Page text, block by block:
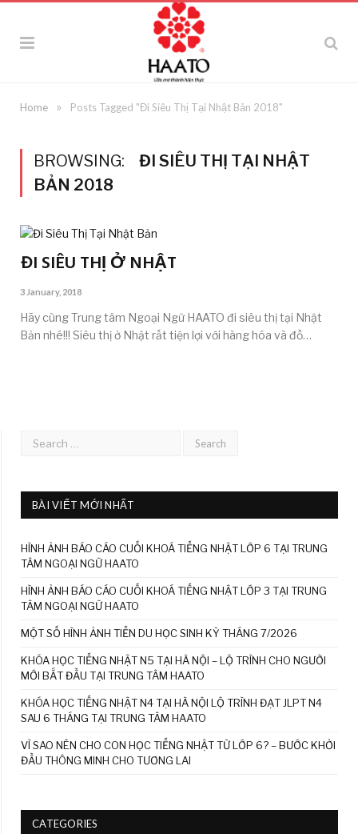
Home » Posts Tagged "Đi Siêu Thị Tại Nhật Bản 2018"
BROWSING:
ĐI SIÊU THỊ TẠI NHẬT
BẢN 2018
ĐI SIÊU THỊ Ở NHẬT
3 January, 2018
Hãy cùng Trung tâm Ngoại Ngữ HAATO đi siêu thị tại Nhật
Bản nhé!!! Siêu thị ở Nhật rất tiện lợi với hàng hóa và đồ…
BÀI VIẾT MỚI NHẤT
HÌNH ẢNH BÁO CÁO CUỐI KHOÁ TIẾNG NHẬT LỚP 6 TẠI TRUNG
TÂM NGOẠI NGỮ HAATO
HÌNH ẢNH BÁO CÁO CUỐI KHOÁ TIẾNG NHẬT LỚP 3 TẠI TRUNG
TÂM NGOẠI NGỮ HAATO
MỘT SỐ HÌNH ẢNH TIỄN DU HỌC SINH KỲ THÁNG 7/2026
KHÓA HỌC TIẾNG NHẬT N5 TẠI HÀ NỘI – LỘ TRÌNH CHO NGƯỜI
MỚI BẮT ĐẦU TẠI TRUNG TÂM HAATO
KHÓA HỌC TIẾNG NHẬT N4 TẠI HÀ NỘI LỘ TRÌNH ĐẠT JLPT N4
SAU 6 THÁNG TẠI TRUNG TÂM HAATO
VÌ SAO NÊN CHO CON HỌC TIẾNG NHẬT TỪ LỚP 6? – BƯỚC KHỞI
ĐẦU THÔNG MINH CHO TƯƠNG LAI
CATEGORIES